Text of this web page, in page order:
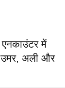
में
अली और